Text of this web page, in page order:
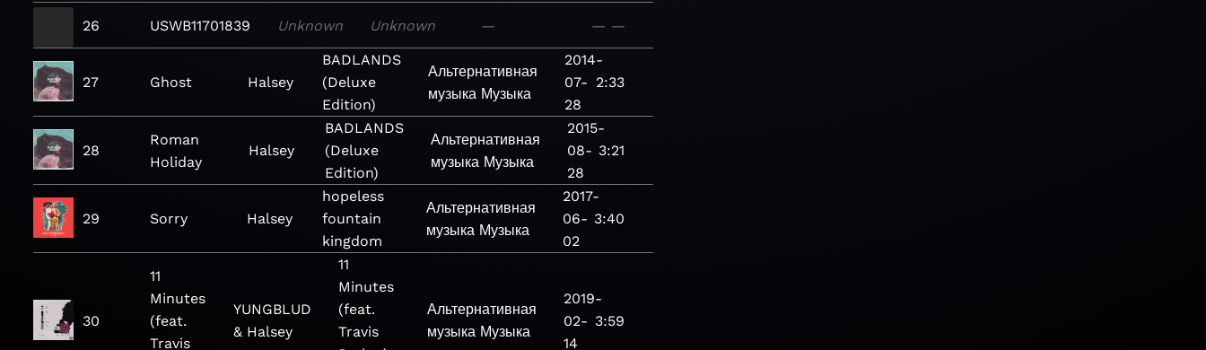
26 USWB11701839 Unknown Unknown — — —
27 Ghost Halsey
BADLANDS
(Deluxe
Edition)
Альтернативная
музыка Музыка
2014-
07-
28
2:33
28
Roman
Holiday
Halsey
BADLANDS
(Deluxe
Edition)
Альтернативная
музыка Музыка
2015-
08-
28
3:21
29 Sorry Halsey
hopeless
fountain
kingdom
Альтернативная
музыка Музыка
2017-
06-
02
3:40
30
11
Minutes
(feat.
Travis
YUNGBLUD
& Halsey
11
Minutes
(feat.
Travis
Альтернативная
музыка Музыка
2019-
02-
14
3:59